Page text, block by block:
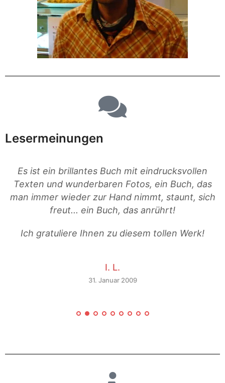
Lesermeinungen
Es ist ein brillantes Buch mit eindrucksvollen
Texten und wunderbaren Fotos, ein Buch, das
man immer wieder zur Hand nimmt, staunt, sich
freut... ein Buch, das anrührt!
Ich gratuliere Ihnen zu diesem tollen Werk!
I. L.
31. Januar 2009